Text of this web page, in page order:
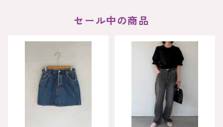
セール中の商品